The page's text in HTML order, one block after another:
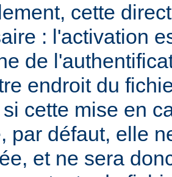
cette
: l'activation
de
endroit du
cette mise en
par défaut, elle
et ne sera